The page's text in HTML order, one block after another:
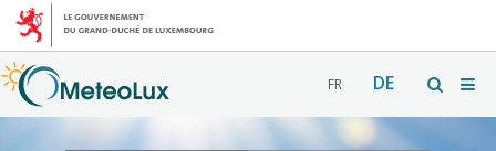
FR DE